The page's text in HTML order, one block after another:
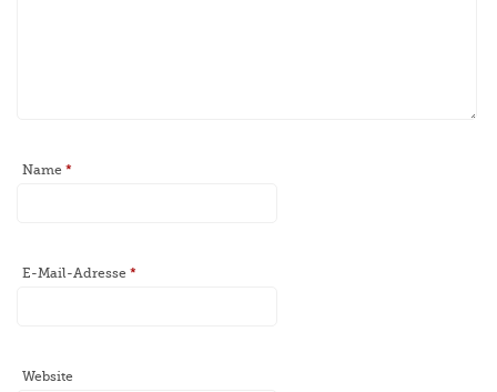
Name*
E-Mail-Adresse*
Website